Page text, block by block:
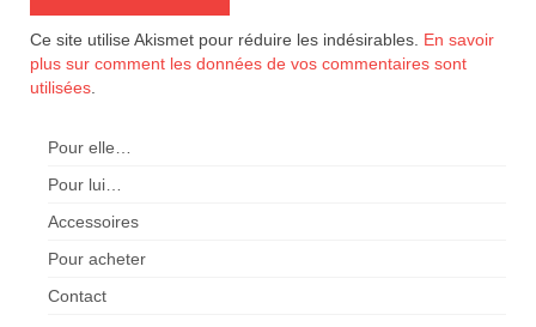
Ce site utilise Akismet pour réduire les indésirables. En savoir
plus sur comment les données de vos commentaires sont
utilisées
Pour elle…
Pour lui…
Accessoires
Pour acheter
Contact